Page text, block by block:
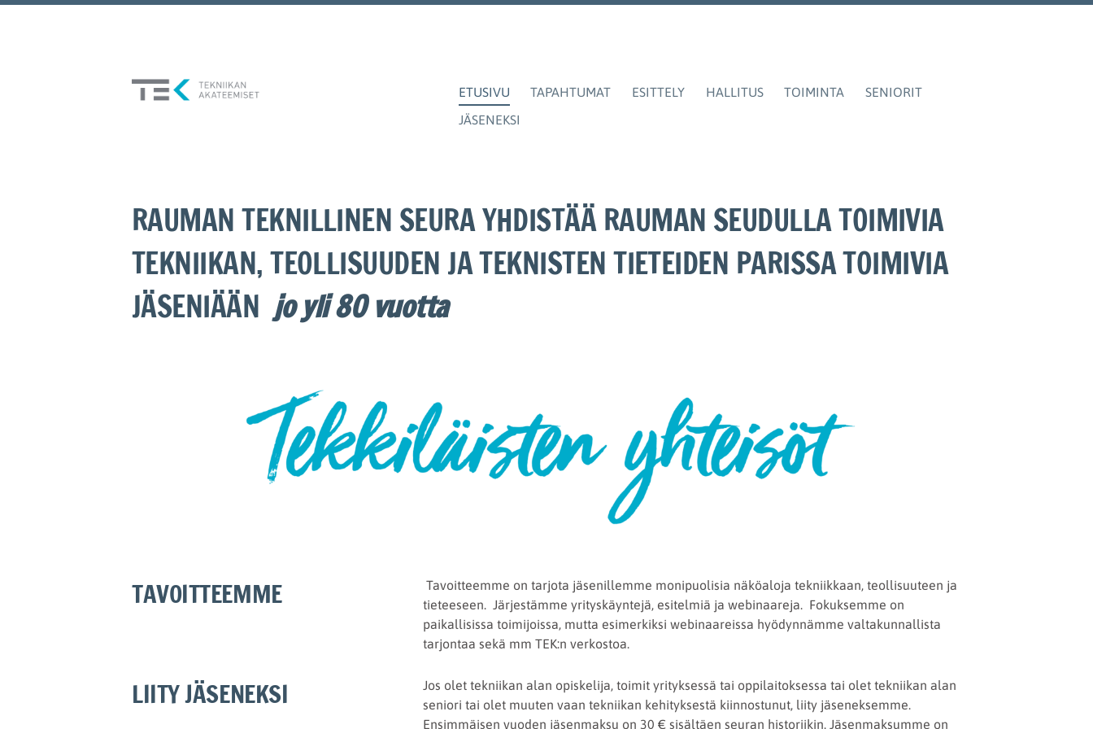
Rauman Teknillinen Seura ETUSIVU TAPAHTUMAT ESITTELY HALLITUS TOIMINTA
SENIORIT
JÄSENEKSI
RAUMAN TEKNILLINEN SEURA YHDISTÄÄ RAUMAN SEUDULLA TOIMIVIA
TEKNIIKAN, TEOLLISUUDEN JA TEKNISTEN TIETEIDEN PARISSA TOIMIVIA
JÄSENIÄÄNjo yli 80 vuotta
TAVOITTEEMME
Tavoitteemme on tarjota jäsenillemme monipuolisia näköaloja tekniikkaan, teollisuuteen ja
tieteeseen. Järjestämme yrityskäyntejä, esitelmiä ja webinaareja. Fokuksemme on
paikallisissa toimijoissa, mutta esimerkiksi webinaareissa hyödynnämme valtakunnallista
tarjontaa sekä mm TEK:n verkostoa.
LIITY JÄSENEKSI
Jos olet tekniikan alan opiskelija, toimit yrityksessä tai oppilaitoksessa tai olet tekniikan alan
seniori tai olet muuten vaan tekniikan kehityksestä kiinnostunut, liity jäseneksemme.
Ensimmäisen vuoden jäsenmaksu on 30 € sisältäen seuran historiikin. Jäsenmaksumme on